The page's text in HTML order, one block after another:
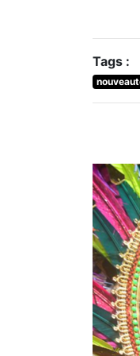
Tags :